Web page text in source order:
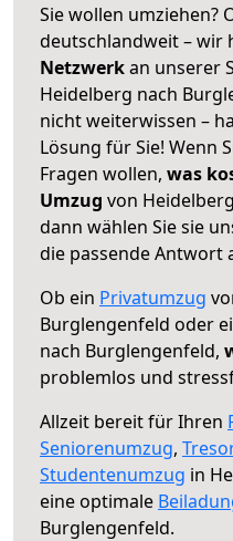
Sie wollen umziehen?
deutschlandweit – wir
Netzwerkan unserer
Heidelberg nach
nicht weiterwissen –
Lösung für Sie! Wenn
Fragen wollen, was
Umzug von
dann wählen Sie sie
die passende Antwort
Ob ein Privatumzug
Burglengenfeld oder
nach Burglengenfeld,
problemlos und
Allzeit bereit für Ihren
Seniorenumzug,
Studentenumzug in
eine optimale
Burglengenfeld.